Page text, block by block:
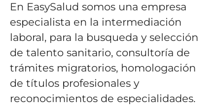
En EasySalud somos una empresa
especialista en la intermediación
laboral, para la busqueda y selección
de talento sanitario, consultoría de
trámites migratorios, homologación
de títulos profesionales y
reconocimientos de especialidades.